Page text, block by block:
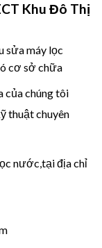
Khu Đô Thị
sửa máy lọc
cơ sở chữa
của chúng tôi
thuật chuyên
nước,tại địa chỉ